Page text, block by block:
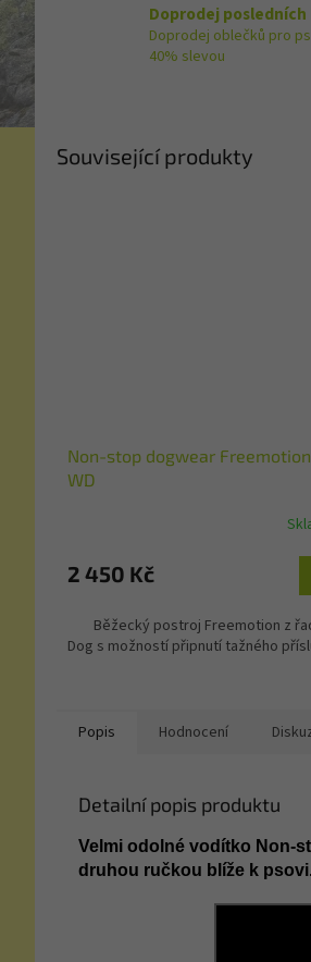
Doprodej
Doprodej oblečků pro
40% slevou
Související produkty
Non-stop dogwear
WD
2 450 Kč
Běžecký postroj Freemotion z
Dog s možností připnutí tažného
Popis Hodnocení
Detailní popis produktu
Velmi odolné vodítko Non-
druhou ručkou blíže k